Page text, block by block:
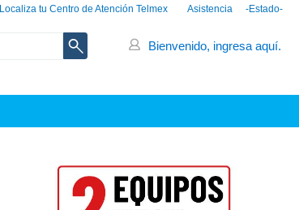
Asistencia
Localiza tu Centro de Atención Telmex
Bienvenido, ingresa aquí.